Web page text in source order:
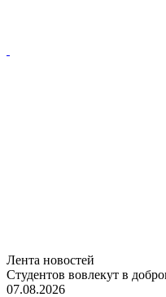
Лента новостей
Студентов вовлекут в
07.08.2026